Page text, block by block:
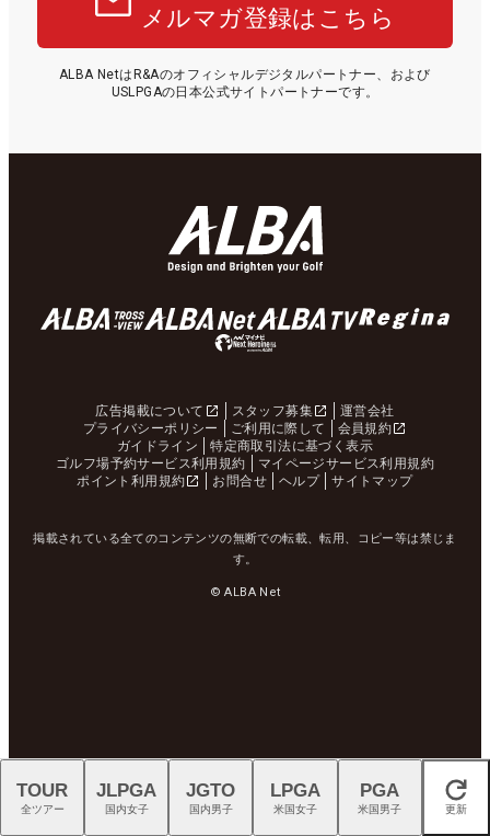
メルマガ登録はこちら
ALBA NetはR&Aのオフィシャルデジタルパートナー、および
USLPGAの日本公式サイトパートナーです。
広告掲載について スタッフ募集
運営会社
プライバシーポリシー
ご利用に際して
会員規約
ガイドライン
特定商取引法に基づく表示
ゴルフ場予約サービス利用規約
マイページサービス利用規約
ポイント利用規約
お問合せ ヘルプ サイトマップ
掲載されている全てのコンテンツの無断での転載、転用、コピー等は禁じま
す。
© ALBA Net
閉じる
TOUR
全ツアー
JLPGA
国内女子
JGTO
国内男子
LPGA
米国女子
PGA
米国男子 更新